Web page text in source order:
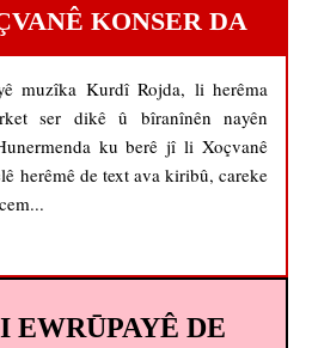
KONSER DA
muzîka Kurdî Rojda, li herêma
ser dikê û bîranînên nayên
ku berê jî li Xoçvanê
herêmê de text ava kiribû, careke
EWRŪPAYÊ DE